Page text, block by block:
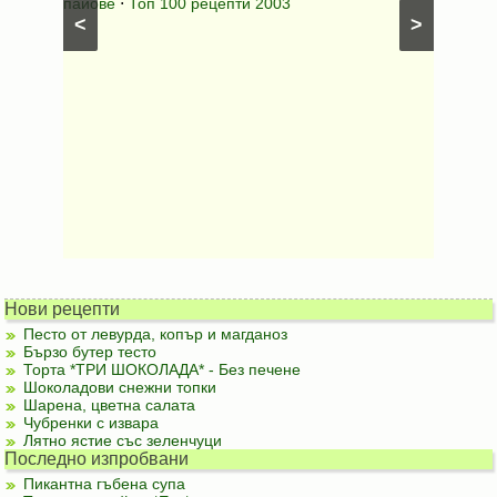
>
<
Нови рецепти
Песто от левурда, копър и магданоз
Бързо бутер тесто
Торта *ТРИ ШОКОЛАДА* - Без печене
Шоколадови снежни топки
Шарена, цветна салата
Чубренки с извара
Лятно ястие със зеленчуци
Последно изпробвани
Пикантна гъбена супа